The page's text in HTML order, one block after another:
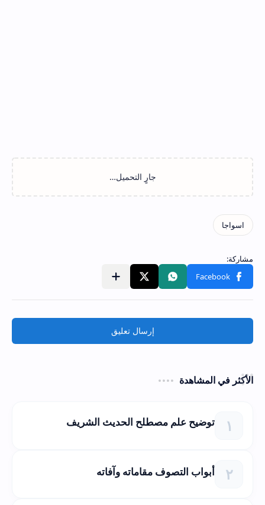
إرسال تعليق
الأكثر في المشاهدة
توضيح علم مصطلح الحديث الشريف
أبواب التصوف مقاماته وآفاته